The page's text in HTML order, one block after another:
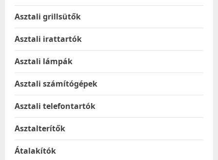
Asztali grillsütők
Asztali irattartók
Asztali lámpák
Asztali számítógépek
Asztali telefontartók
Asztalterítők
Átalakítók